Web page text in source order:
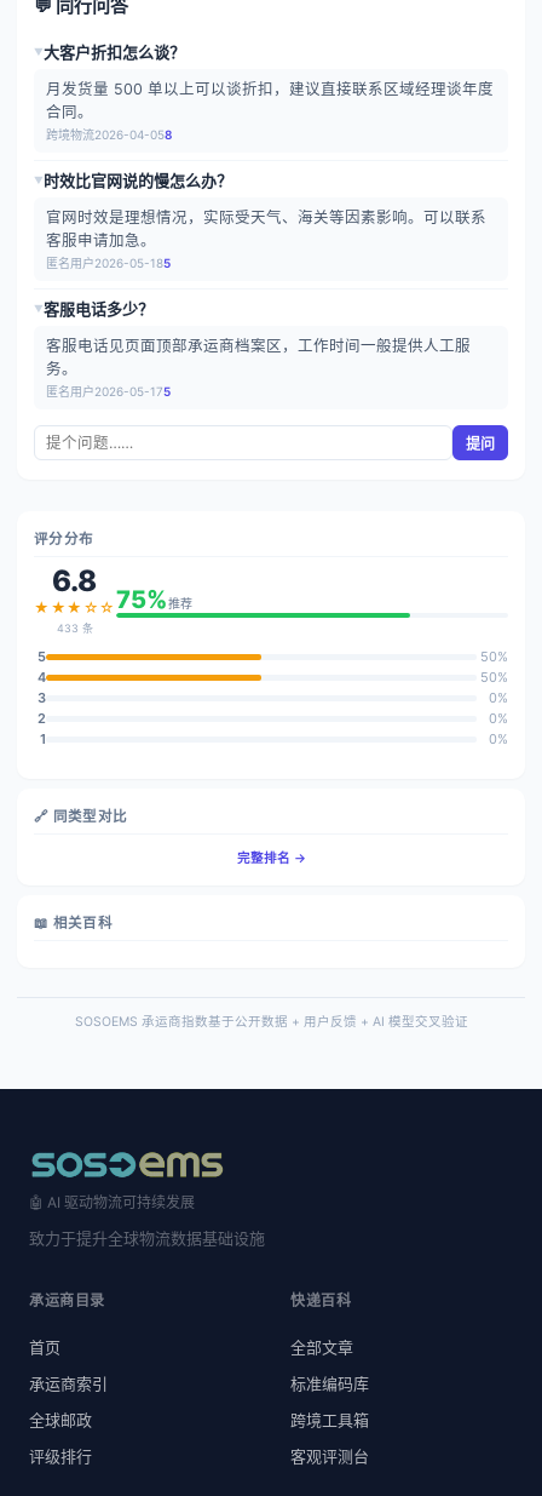
💬 同行问答
▶大客户折扣怎么谈？
月发货量 500 单以上可以谈折扣，建议直接联系区域经理谈年度
合同。
跨境物流2026-04-058
▶ 时效比官网说的慢怎么办？
官网时效是理想情况，实际受天气、海关等因素影响。可以联系
客服申请加急。
匿名用户2026-05-185
▶客服电话多少？
客服电话见页面顶部承运商档案区，工作时间一般提供人工服
务。
匿名用户2026-05-175
提问
评分分布
6.8
★★★☆☆
433 条
75%推荐
5
50%
4
50%
3
0%
2
0%
1
0%
🔗 同类型对比
完整排名 →
📖 相关百科
SOSOEMS 承运商指数基于公开数据 + 用户反馈 + AI 模型交叉验证
🤖 AI 驱动物流可持续发展
致力于提升全球物流数据基础设施
承运商目录
首页
承运商索引
全球邮政
评级排行
快递百科
全部文章
标准编码库
跨境工具箱
客观评测台